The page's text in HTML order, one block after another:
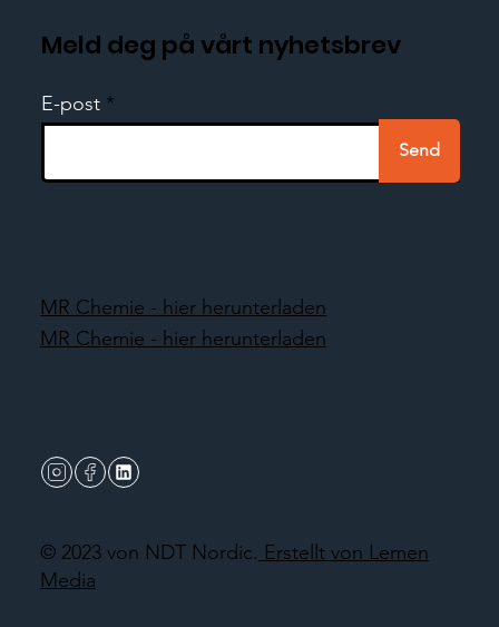
Meld deg på vårt nyhetsbrev
E-post
Send
© 2023 von NDT Nordic. Erstellt von Lemen
Media
MR Chemie - hier herunterladen
MR Chemie - hier herunterladen